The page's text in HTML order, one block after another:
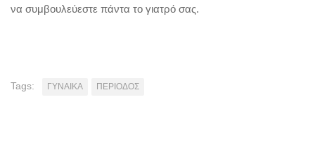
να συμβουλεύεστε πάντα το γιατρό σας.
Tags: ΓΥΝΑΙΚΑ ΠΕΡΙΟΔΟΣ